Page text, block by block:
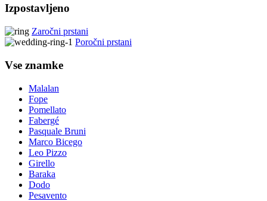
Izpostavljeno
Zaročni prstani
Poročni prstani
Vse znamke
Malalan
Fope
Pomellato
Fabergé
Pasquale Bruni
Marco Bicego
Leo Pizzo
Girello
Baraka
Dodo
Pesavento